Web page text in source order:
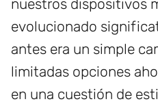
nuestros dispositivos
evolucionado
antes era un simple
limitadas opciones
en una cuestión de